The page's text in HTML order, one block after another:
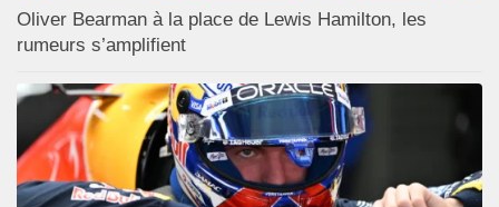
Oliver Bearman à la place de Lewis Hamilton, les
rumeurs s’amplifient